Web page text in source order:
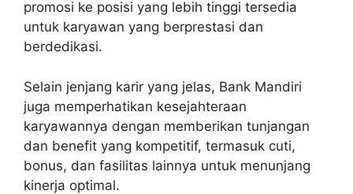
promosi ke posisi yang lebih tinggi tersedia
untuk karyawan yang berprestasi dan
berdedikasi.
Selain jenjang karir yang jelas, Bank Mandiri
juga memperhatikan kesejahteraan
karyawannya dengan memberikan tunjangan
dan benefit yang kompetitif, termasuk cuti,
bonus, dan fasilitas lainnya untuk menunjang
kinerja optimal.